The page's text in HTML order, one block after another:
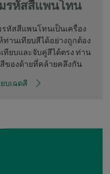
รหัสสีแพนโทน
หัสสีแพนโทนเป็นเครื่อง
านเทียบสีได้อย่างถูกต้อง
ทียบและจับคู่สีได้ตรง ท่าน
ของด้ายที่คล้ายคลึงกัน
บเฉดสี